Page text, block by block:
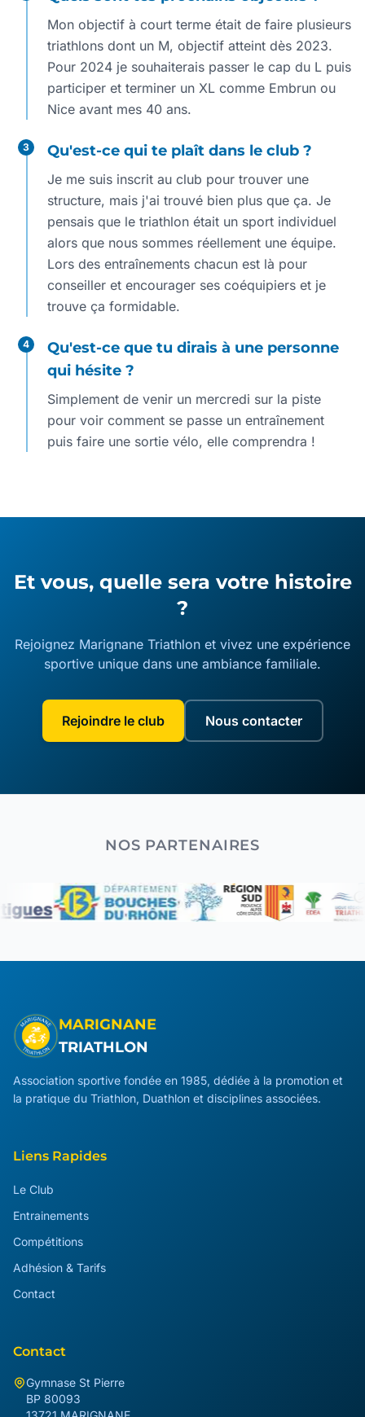
Mon objectif à court terme était de faire plusieurs
triathlons dont un M, objectif atteint dès 2023.
Pour 2024 je souhaiterais passer le cap du L puis
participer et terminer un XL comme Embrun ou
Nice avant mes 40 ans.
3 Qu'est-ce qui te plaît dans le club ?
Je me suis inscrit au club pour trouver une
structure, mais j'ai trouvé bien plus que ça. Je
pensais que le triathlon était un sport individuel
alors que nous sommes réellement une équipe.
Lors des entraînements chacun est là pour
conseiller et encourager ses coéquipiers et je
trouve ça formidable.
4
Qu'est-ce que tu dirais à une personne
qui hésite ?
Simplement de venir un mercredi sur la piste
pour voir comment se passe un entraînement
puis faire une sortie vélo, elle comprendra !
Et vous, quelle sera votre histoire
?
Rejoignez Marignane Triathlon et vivez une expérience
sportive unique dans une ambiance familiale.
Rejoindre le club Nous contacter
NOS PARTENAIRES
MARIGNANE
TRIATHLON
Association sportive fondée en 1985, dédiée à la promotion et
la pratique du Triathlon, Duathlon et disciplines associées.
Liens Rapides
Le Club
Entrainements
Compétitions
Adhésion & Tarifs
Contact
Contact
Gymnase St Pierre
BP 80093